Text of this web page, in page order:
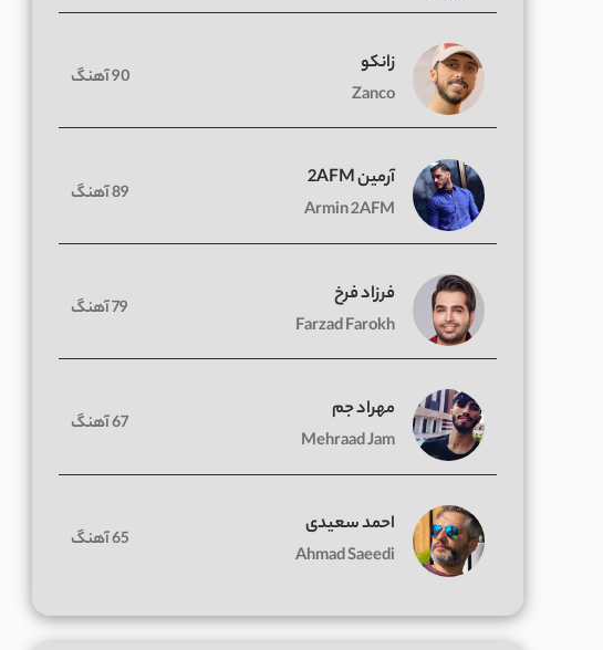
زانکو
Zanco
90 آهنگ
آرمین 2AFM
Armin 2AFM
89 آهنگ
فرزاد فرخ
Farzad Farokh
79 آهنگ
مهراد جم
Mehraad Jam
67 آهنگ
احمد سعیدی
Ahmad Saeedi
65 آهنگ